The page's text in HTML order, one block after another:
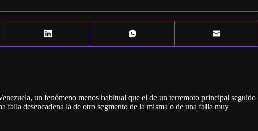
un fenómeno menos habitual que el de un terremoto principal seguido
falla desencadena la de otro segmento de la misma o de una falla muy